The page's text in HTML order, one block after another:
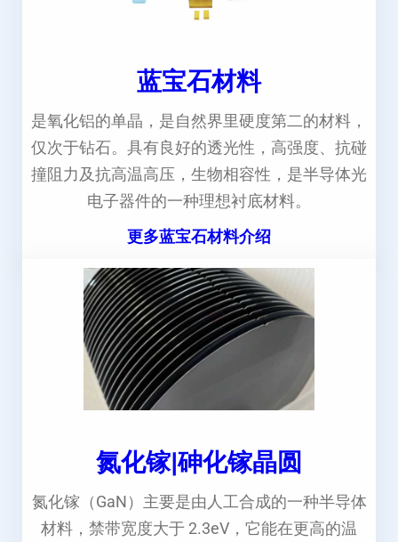
蓝宝石材料
是氧化铝的单晶，是自然界里硬度第二的材料，
仅次于钻石。具有良好的透光性，高强度、抗碰
撞阻力及抗高温高压，生物相容性，是半导体光
电子器件的一种理想衬底材料。
更多蓝宝石材料介绍
氮化镓|砷化镓晶圆
氮化镓（GaN）主要是由人工合成的一种半导体
材料，禁带宽度大于 2.3eV，它能在更高的温